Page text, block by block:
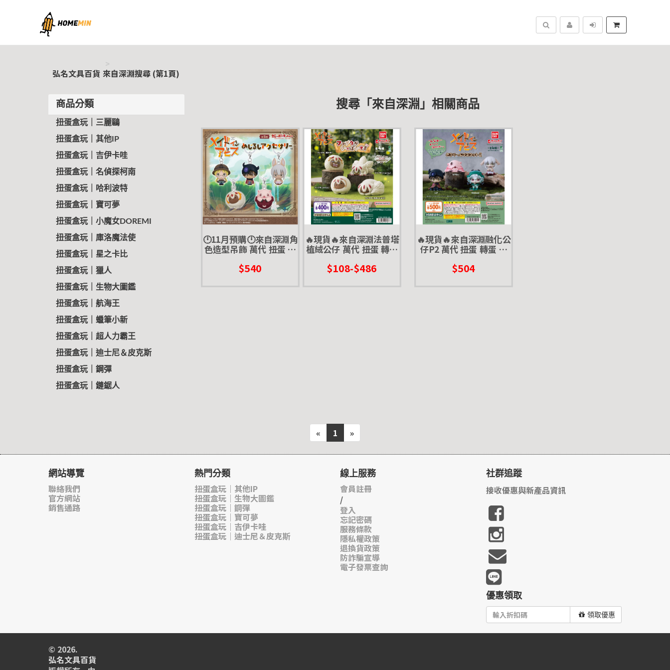
弘名文具百貨
搜尋
弘名文具百貨 來自深淵搜尋 (第1頁)
商品分類
扭蛋盒玩｜三麗鷗
扭蛋盒玩｜其他IP
扭蛋盒玩｜吉伊卡哇
扭蛋盒玩｜名偵探柯南
扭蛋盒玩｜哈利波特
扭蛋盒玩｜寶可夢
扭蛋盒玩｜小魔女DOREMI
扭蛋盒玩｜庫洛魔法使
扭蛋盒玩｜星之卡比
扭蛋盒玩｜獵人
扭蛋盒玩｜生物大圖鑑
扭蛋盒玩｜航海王
扭蛋盒玩｜蠟筆小新
扭蛋盒玩｜超人力霸王
扭蛋盒玩｜迪士尼＆皮克斯
扭蛋盒玩｜鋼彈
扭蛋盒玩｜鏈鋸人
搜尋「來自深淵」相關商品
🕛11月預購🕛來自深淵角
色造型吊飾 萬代 扭蛋 轉
$540
🔥現貨🔥來自深淵法普塔
植絨公仔 萬代 扭蛋 轉蛋
$108-$486
🔥現貨🔥來自深淵融化公
仔P2 萬代 扭蛋 轉蛋 雷
$504
« 1 »
網站導覽
聯絡我們
官方網站
銷售通路
熱門分類
扭蛋盒玩｜其他IP
扭蛋盒玩｜生物大圖鑑
扭蛋盒玩｜鋼彈
扭蛋盒玩｜寶可夢
扭蛋盒玩｜吉伊卡哇
扭蛋盒玩｜迪士尼＆皮克斯
線上服務
會員註冊
/
登入
忘記密碼
服務條款
隱私權政策
退換貨政策
防詐騙宣導
電子發票查詢
社群追蹤
接收優惠與新產品資訊
優惠領取
領取優惠
© 2026.
弘名文具百貨